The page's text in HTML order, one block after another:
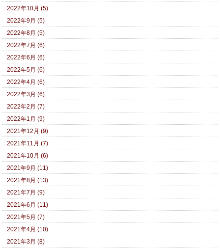
2022年10月 (5)
2022年9月 (5)
2022年8月 (5)
2022年7月 (6)
2022年6月 (6)
2022年5月 (6)
2022年4月 (6)
2022年3月 (6)
2022年2月 (7)
2022年1月 (9)
2021年12月 (9)
2021年11月 (7)
2021年10月 (6)
2021年9月 (11)
2021年8月 (13)
2021年7月 (9)
2021年6月 (11)
2021年5月 (7)
2021年4月 (10)
2021年3月 (8)